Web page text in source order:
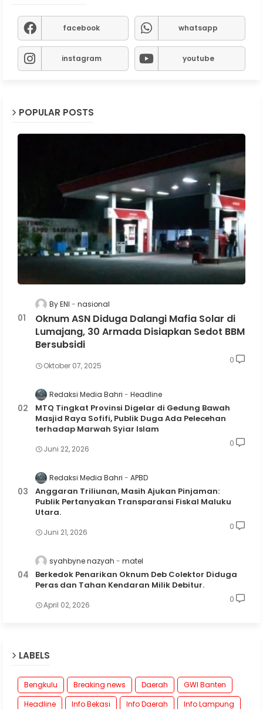
facebook whatsapp
instagram youtube
POPULAR POSTS
By ENI nasional
Oknum ASN Diduga Dalangi Mafia Solar di
Lumajang, 30 Armada Disiapkan Sedot BBM
Bersubsidi
Oktober 07, 2025
0
Redaksi Media Bahri Headline
MTQ Tingkat Provinsi Digelar di Gedung Bawah
Masjid Raya Sofifi, Publik Duga Ada Pelecehan
terhadap Marwah Syiar Islam
Juni 22, 2026
0
Redaksi Media Bahri APBD
Anggaran Triliunan, Masih Ajukan Pinjaman:
Publik Pertanyakan Transparansi Fiskal Maluku
Utara.
Juni 21, 2026
0
syahbyne nazyah matel
Berkedok Penarikan Oknum Deb Colektor Diduga
Peras dan Tahan Kendaran Milik Debitur.
April 02, 2026
0
LABELS
Bengkulu Breaking news Daerah
GWI Banten
Headline
Info Bekasi Info Daerah
Info Lampung